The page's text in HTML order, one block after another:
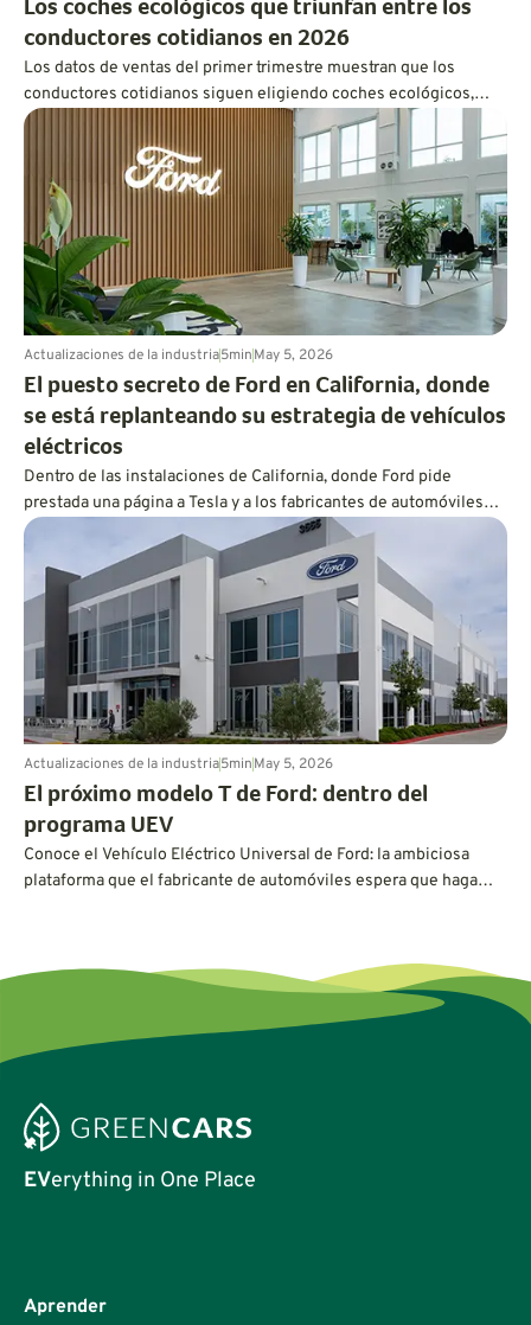
Los coches ecológicos que triunfan entre los
conductores cotidianos en 2026
Los datos de ventas del primer trimestre muestran que los
conductores cotidianos siguen eligiendo coches ecológicos,
pero la practicidad, la asequibilidad y la flexibilidad de los
híbridos están ganando terreno a la exageración.
Actualizaciones de la industria5minMay 5, 2026
El puesto secreto de Ford en California, donde
se está replanteando su estrategia de vehículos
eléctricos
Dentro de las instalaciones de California, donde Ford pide
prestada una página a Tesla y a los fabricantes de automóviles
chinos para construir sus vehículos eléctricos de forma más
rápida y económica.
Actualizaciones de la industria5minMay 5, 2026
El próximo modelo T de Ford: dentro del
programa UEV
Conoce el Vehículo Eléctrico Universal de Ford: la ambiciosa
plataforma que el fabricante de automóviles espera que haga
EVerything in One Place
Aprender